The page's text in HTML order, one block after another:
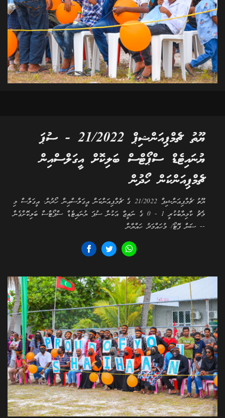
ޔޫތު ޗެމްޕިއަންޝިޕް 21/2022 - ސުޕަ
ޔުނައިޓެޑް ސްޕޯޓްސް ބަލިކޮށް އީގަލްސްއިން
ޗެމްޕިއަންކަން ހޯދުން
ޔޫތު ޗެމްޕިއަންޝިޕް 21/2022 ގެ ޗެމްޕިއަންކަން އީގަލްސްއިން ހޯދުން. އީގަލްސް މި
މެޗު ކާމިޔާބުކުރީ 1 - 0 ގެ ނަތީޖާ އަކުން ސުޕަ ޔުނައިޓެޑް ސްޕޯޓްސް ބަލިކޮށްގެން
-- ސަން ފޮޓޯ/ މުހައްމަދު ހައްޔާން